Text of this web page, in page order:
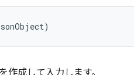
成して入力します。